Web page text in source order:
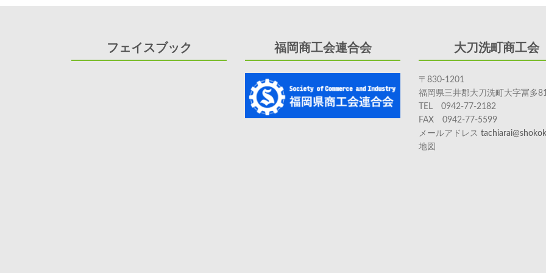
フェイスブック 福岡商工会連合会 大刀洗町商工会
〒830-1201
福岡県三井郡大刀洗町大字冨多
TEL 0942-77-2182
FAX 0942-77-5599
メールアドレス
地図